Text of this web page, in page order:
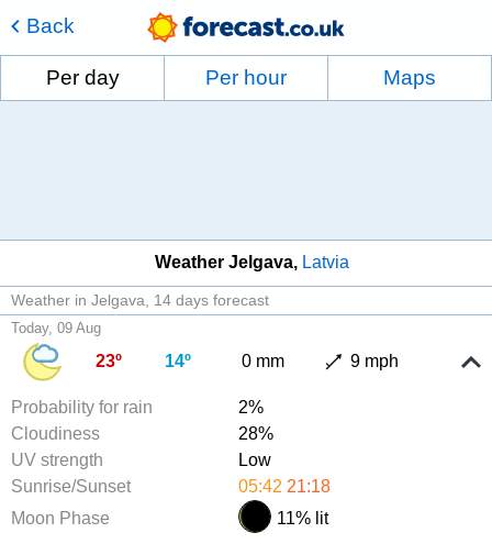
Back
Per day Per hour Maps
Weather Jelgava Latvia
Weather in Jelgava 14 days forecast
Today, 09 Aug
23º 14º 0 mm 9 mph
Probability for rain
2%
Cloudiness
28%
UV strength
Low
Sunrise/Sunset
05:42 21:18
Moon Phase
11% lit